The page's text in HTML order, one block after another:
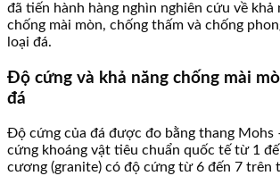
đã tiến hành hàng nghìn nghiên cứu về khả
chống mài mòn, chống thấm và chống
loại đá.
Độ cứng và khả năng chống mài
đá
Độ cứng của đá được đo bằng thang Mohs
cứng khoáng vật tiêu chuẩn quốc tế từ 1
cương (granite) có độ cứng từ 6 đến 7 trên